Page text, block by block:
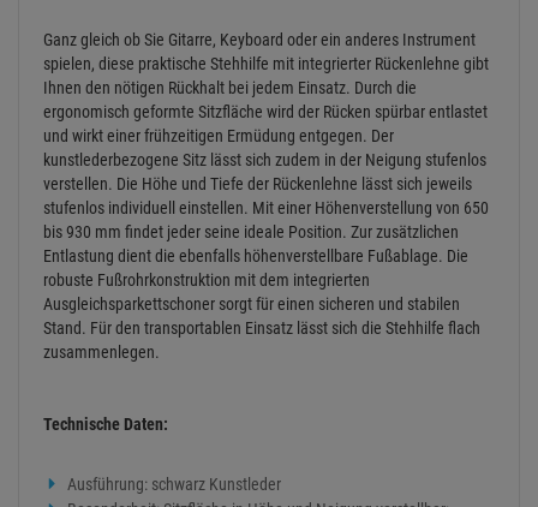
Ganz gleich ob Sie Gitarre, Keyboard oder ein anderes Instrument
spielen, diese praktische Stehhilfe mit integrierter Rückenlehne gibt
Ihnen den nötigen Rückhalt bei jedem Einsatz. Durch die
ergonomisch geformte Sitzfläche wird der Rücken spürbar entlastet
und wirkt einer frühzeitigen Ermüdung entgegen. Der
kunstlederbezogene Sitz lässt sich zudem in der Neigung stufenlos
verstellen. Die Höhe und Tiefe der Rückenlehne lässt sich jeweils
stufenlos individuell einstellen. Mit einer Höhenverstellung von 650
bis 930 mm findet jeder seine ideale Position. Zur zusätzlichen
Entlastung dient die ebenfalls höhenverstellbare Fußablage. Die
robuste Fußrohrkonstruktion mit dem integrierten
Ausgleichsparkettschoner sorgt für einen sicheren und stabilen
Stand. Für den transportablen Einsatz lässt sich die Stehhilfe flach
zusammenlegen.
Technische Daten:
Ausführung: schwarz Kunstleder